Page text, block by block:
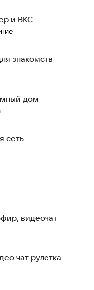
и ВКС
знакомств
дом
сеть
видеочат
чат рулетка